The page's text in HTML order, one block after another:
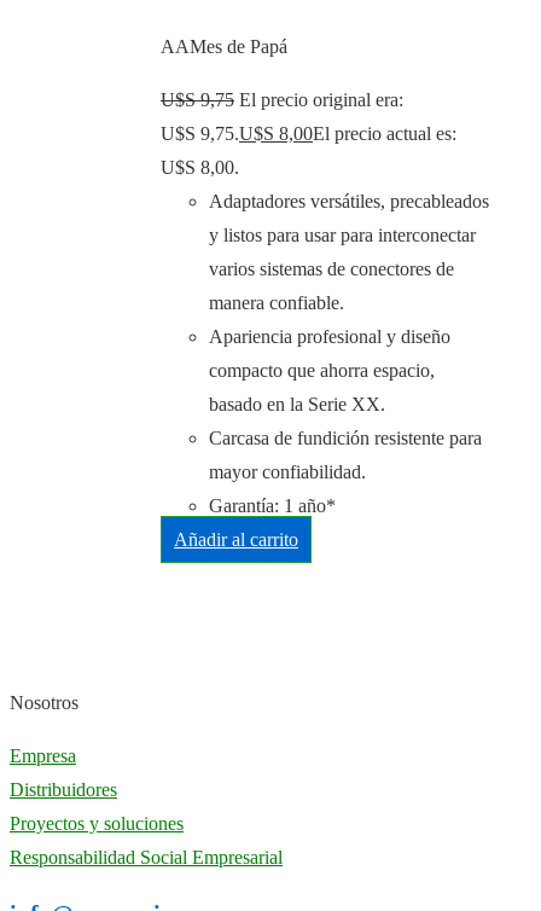
AAMes de Papá
U$S9,75 El precio original era:
U$S 9,75.U$S 8,00El precio actual es:
U$S 8,00.
Adaptadores versátiles, precableados
y listos para usar para interconectar
varios sistemas de conectores de
manera confiable.
Apariencia profesional y diseño
compacto que ahorra espacio,
basado en la Serie XX.
Carcasa de fundición resistente para
mayor confiabilidad.
Garantía: 1 año*
Añadir al carrito
Nosotros
Empresa
Distribuidores
Proyectos y soluciones
Responsabilidad Social Empresarial